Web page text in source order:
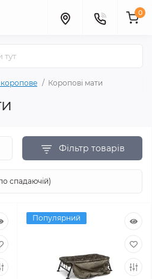
0
Коропові мати
Фільтр товарів
Популярний